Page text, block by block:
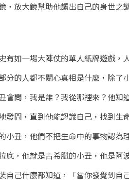
，放大鏡幫助他讀出自己的身世之
有如一場大陣仗的單人紙牌遊戲
分的人都不關心真相是什麼，除
會問，我是誰？我從哪裡來？他
發問，直到他能認識自己，找到生
小丑，他們不把生命中的事物認
底，他就是古希臘的小丑，他是
自己什麼都知道，「當你發覺到自